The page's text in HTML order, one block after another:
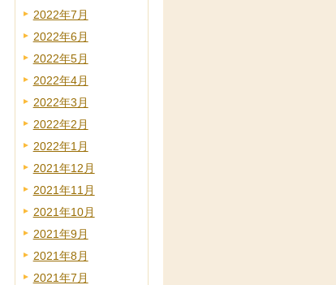
2022年7月
2022年6月
2022年5月
2022年4月
2022年3月
2022年2月
2022年1月
2021年12月
2021年11月
2021年10月
2021年9月
2021年8月
2021年7月